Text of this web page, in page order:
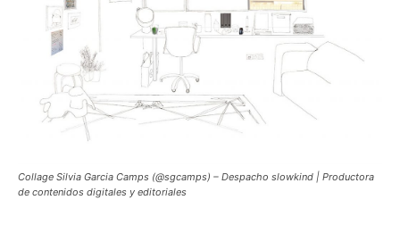
Collage Silvia Garcia Camps (@sgcamps) – Despacho slowkind | Productora
de contenidos digitales y editoriales